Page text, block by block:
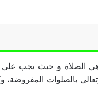
الصلاة و حيث يجب على
بالصلوات المفروضة،